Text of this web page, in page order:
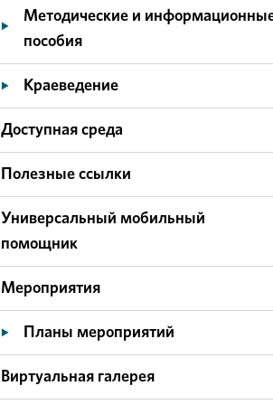
Методические и
пособия
Краеведение
Доступная среда
Полезные ссылки
Универсальный мобильный
помощник
Мероприятия
Планы мероприятий
Виртуальная галерея